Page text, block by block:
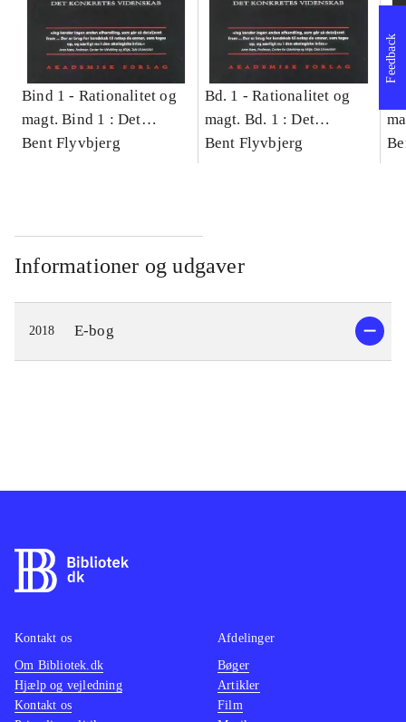
Bind 1 - Rationalitet og
magt. Bind 1 : Det
konkretes videnskab
Bent Flyvbjerg
Bd. 1 -Rationalitet og
magt. Bd. 1 : Det
konkretes videnskab
Bent Flyvbjerg
Informationer og udgaver
2018 E-bog
Feedback
Kontakt os
Om Bibliotek.dk
Hjælp og vejledning
Kontakt os
Afdelinger
Bøger
Artikler
Film